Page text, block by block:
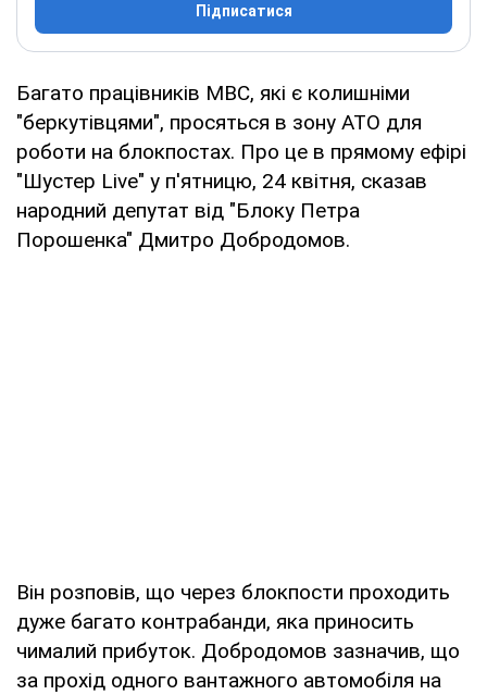
Підписатися
Багато працівників МВС, які є колишніми
"беркутівцями", просяться в зону АТО для
роботи на блокпостах. Про це в прямому ефірі
"Шустер Live" у п'ятницю, 24 квітня, сказав
народний депутат від "Блоку Петра
Порошенка" Дмитро Добродомов.
Він розповів, що через блокпости проходить
дуже багато контрабанди, яка приносить
чималий прибуток. Добродомов зазначив, що
за прохід одного вантажного автомобіля на